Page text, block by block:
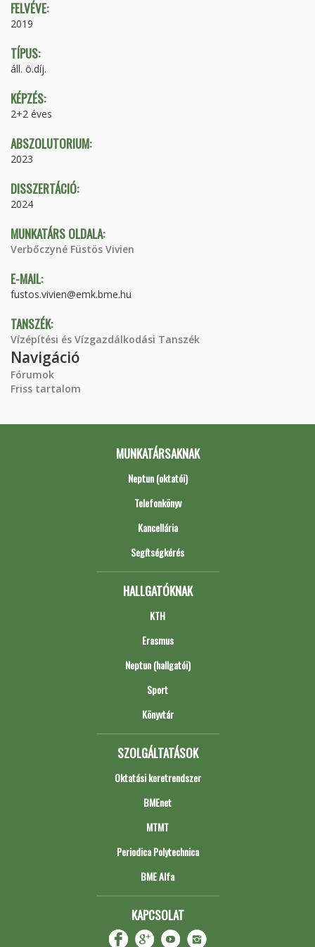
FELVÉVE:
2019
TÍPUS:
áll. ö.díj.
KÉPZÉS:
2+2 éves
ABSZOLUTORIUM:
2023
DISSZERTÁCIÓ:
2024
MUNKATÁRS OLDALA:
Verbőczyné Füstös Vivien
E-MAIL:
fustos.vivien@emk.bme.hu
TANSZÉK:
Vízépítési és Vízgazdálkodási Tanszék
Navigáció
Fórumok
Friss tartalom
MUNKATÁRSAKNAK
Neptun (oktatói)
Telefonkönyv
Kancellária
Segítségkérés
HALLGATÓKNAK
KTH
Erasmus
Neptun (hallgatói)
Sport
Könyvtár
SZOLGÁLTATÁSOK
Oktatási keretrendszer
BMEnet
MTMT
Periodica Polytechnica
BME Alfa
KAPCSOLAT